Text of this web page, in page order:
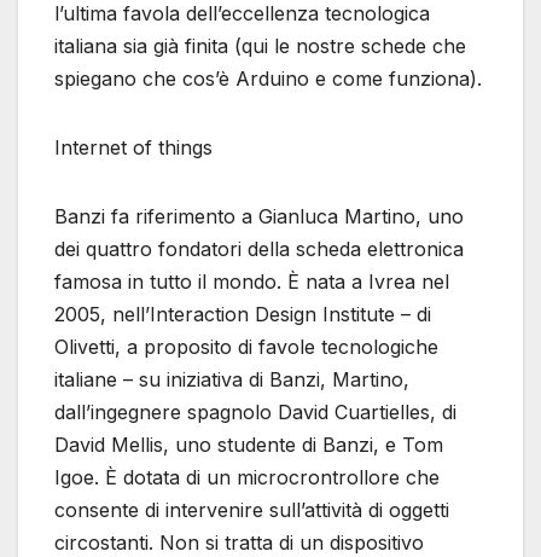
l’ultima favola dell’eccellenza tecnologica
italiana sia già finita (qui le nostre schede che
spiegano che cos’è Arduino e come funziona).
Internet of things
Banzi fa riferimento a Gianluca Martino, uno
dei quattro fondatori della scheda elettronica
famosa in tutto il mondo. È nata a Ivrea nel
2005, nell’Interaction Design Institute – di
Olivetti, a proposito di favole tecnologiche
italiane – su iniziativa di Banzi, Martino,
dall’ingegnere spagnolo David Cuartielles, di
David Mellis, uno studente di Banzi, e Tom
Igoe. È dotata di un microcrontrollore che
consente di intervenire sull’attività di oggetti
circostanti. Non si tratta di un dispositivo